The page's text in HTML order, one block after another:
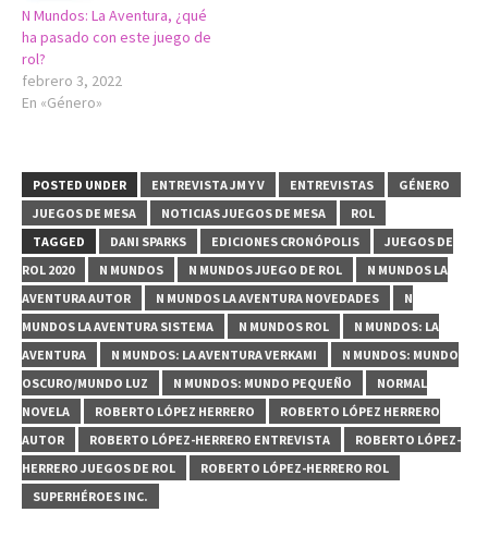
N Mundos: La Aventura, ¿qué
ha pasado con este juego de
rol?
febrero 3, 2022
En «Género»
POSTED UNDER ENTREVISTA JM Y V ENTREVISTAS
GÉNERO
JUEGOS DE MESA
NOTICIAS JUEGOS DE MESA
ROL
TAGGED
DANI SPARKS EDICIONES CRONÓPOLIS
JUEGOS DE
ROL 2020
N MUNDOS N MUNDOS JUEGO DE ROL
N MUNDOS LA
AVENTURA AUTOR
N MUNDOS LA AVENTURA NOVEDADES
N
MUNDOS LA AVENTURA SISTEMA
N MUNDOS ROL
N MUNDOS: LA
AVENTURA
N MUNDOS: LA AVENTURA VERKAMI
N MUNDOS: MUNDO
OSCURO/MUNDO LUZ
N MUNDOS: MUNDO PEQUEÑO
NORMAL
NOVELA
ROBERTO LÓPEZ HERRERO
ROBERTO LÓPEZ HERRERO
AUTOR
ROBERTO LÓPEZ-HERRERO ENTREVISTA
ROBERTO LÓPEZ-
HERRERO JUEGOS DE ROL
ROBERTO LÓPEZ-HERRERO ROL
SUPERHÉROES INC.